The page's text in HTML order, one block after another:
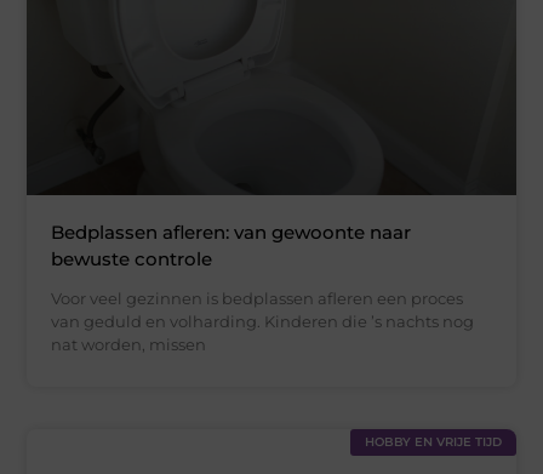
Bedplassen afleren: van gewoonte naar
bewuste controle
Voor veel gezinnen is bedplassen afleren een proces
van geduld en volharding. Kinderen die ’s nachts nog
nat worden, missen
HOBBY EN VRIJE TIJD